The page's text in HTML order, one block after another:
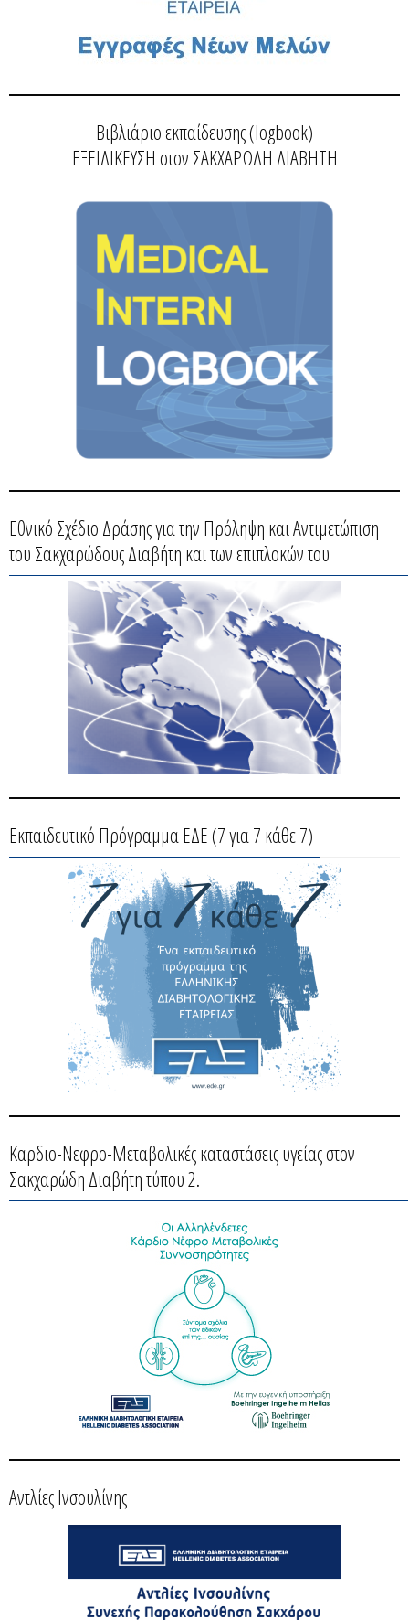
Βιβλιάριο εκπαίδευσης (logbook)
ΕΞΕΙΔΙΚΕΥΣΗ στον ΣΑΚΧΑΡΩΔΗ ΔΙΑΒΗΤΗ
Εθνικό Σχέδιο Δράσης για την Πρόληψη και Αντιμετώπιση
του Σακχαρώδους Διαβήτη και των επιπλοκών του
Εκπαιδευτικό Πρόγραμμα ΕΔΕ (7 για 7 κάθε 7)
Καρδιο-Νεφρο-Μεταβολικές καταστάσεις υγείας στον
Σακχαρώδη Διαβήτη τύπου 2.
Αντλίες Ινσουλίνης